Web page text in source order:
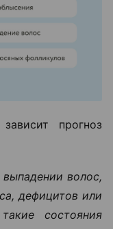
прогноз
волос,
дефицитов или
состояния